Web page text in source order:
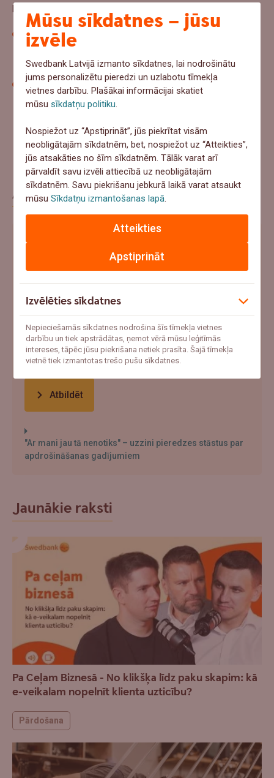
piegādi un klientu servisu.
Mozello dibinātājs un vadītājs Kārlis Blūmentāls
dalās savos padomos:
un ko nedarīt?
Raitis Puriņš, Printful mārketinga vadītājs, video
diskusijā palīdzēs rast atbildes uz jautājumiem par
digitālā mārketinga vidi:
saprast un sasniegt savu auditoriju?
Aptauja
Ja šovasar notiktu negadījums un pēkšņi
vajadzētu 1000+ eur, ko tu darītu?
Ņemtu no uzkrājumiem
Paļautos uz apdrošināšanu
Cerētu, ka tā nenotiks
Atbildēt
"Ar mani jau tā nenotiks" – uzzini pieredzes stāstus par
apdrošināšanas gadījumiem
Jaunākie raksti
Pa Ceļam Biznesā - No klikšķa līdz paku skapim: kā
e-veikalam nopelnīt klienta uzticību?
Pārdošana
Mūsu sīkdatnes – jūsu
izvēle
Swedbank Latvijā izmanto sīkdatnes, lai nodrošinātu
jums personalizētu pieredzi un uzlabotu tīmekļa
vietnes darbību. Plašākai informācijai skatiet
mūsusīkdatņu politiku
Nospiežot uz “Apstiprināt”, jūs piekrītat visām
neobligātajām sīkdatnēm, bet, nospiežot uz “Atteikties”,
jūs atsakāties no šīm sīkdatnēm. Tālāk varat arī
pārvaldīt savu izvēli attiecībā uz neobligātajām
sīkdatnēm. Savu piekrišanu jebkurā laikā varat atsaukt
mūsuSīkdatņu izmantošanas lapā
Apstiprināt
Atteikties
Izvēlēties sīkdatnes
Nepieciešamās sīkdatnes nodrošina šīs tīmekļa vietnes
darbību un tiek apstrādātas, ņemot vērā mūsu leģitīmās
intereses, tāpēc jūsu piekrišana netiek prasīta. Šajā tīmekļa
vietnē tiek izmantotas trešo pušu sīkdatnes.